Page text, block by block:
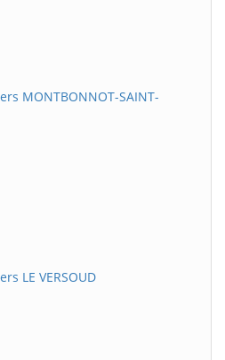
MONTBONNOT-SAINT-
LE VERSOUD